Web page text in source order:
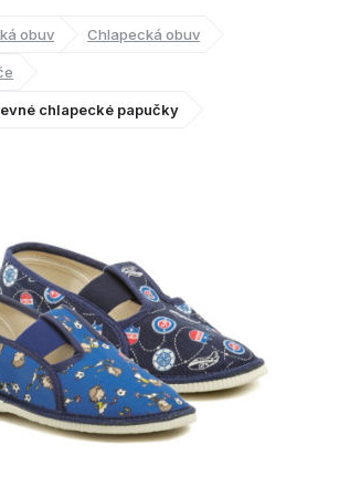
obuv Chlapecká obuv
chlapecké papučky